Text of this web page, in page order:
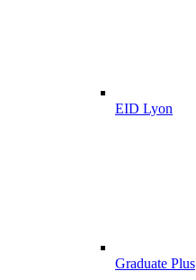
EID Lyon
Graduate Plus